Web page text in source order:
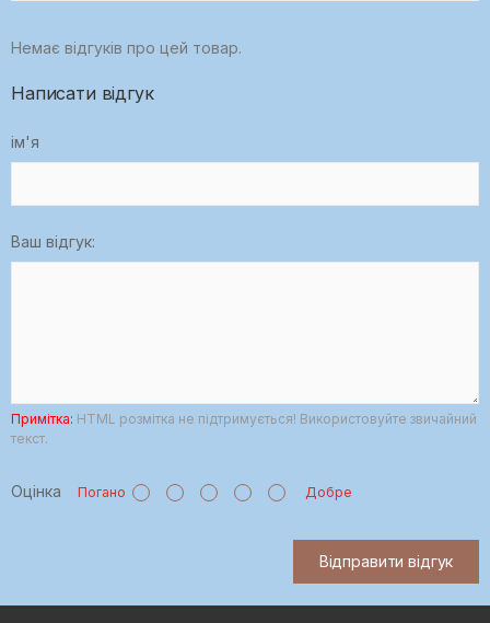
Немає відгуків про цей товар.
Написати відгук
ім'я
Ваш відгук:
Примітка: HTML розмітка не підтримується! Використовуйте звичайний
текст.
Оцінка Погано Добре
Відправити відгук